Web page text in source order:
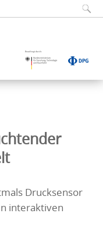
Drucksensor
interaktiven